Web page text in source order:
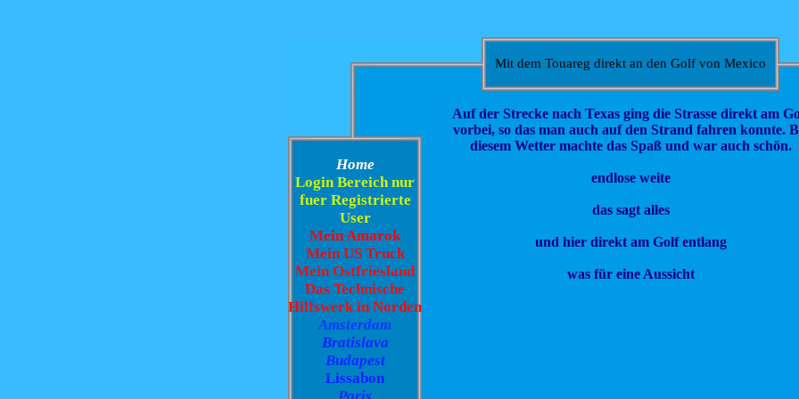
Mit dem Touareg direkt an den Golf von Mexico
Home
Login Bereich nur
fuer Registrierte
User
Mein Amarok
Mein US Truck
Mein Ostfriesland
Das Technische
Hilfswerk in Norden
Amsterdam
Bratislava
Budapest
Lissabon
Auf der Strecke nach Texas ging die Strasse direkt am
vorbei, so das man auch auf den Strand fahren konnte.
diesem Wetter machte das Spaß und war auch schön.
endlose weite
das sagt alles
und hier direkt am Golf entlang
was für eine Aussicht